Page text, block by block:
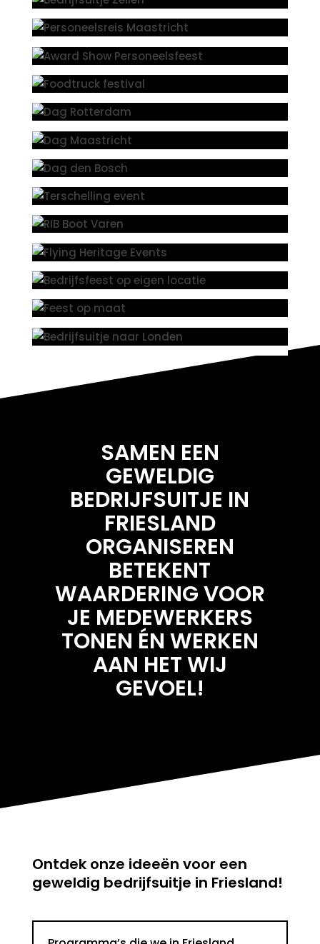
SAMEN EEN
GEWELDIG
BEDRIJFSUITJE IN
FRIESLAND
ORGANISEREN
BETEKENT
WAARDERING VOOR
JE MEDEWERKERS
TONEN ÉN WERKEN
AAN HET WIJ
GEVOEL!
Ontdek onze ideeën voor een
geweldig bedrijfsuitje in Friesland!